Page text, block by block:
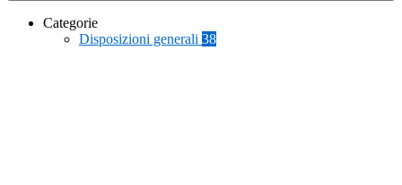
Categorie
Disposizioni generali 38